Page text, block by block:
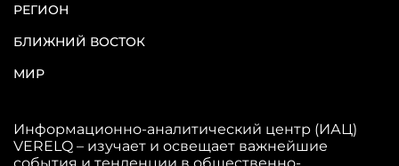
РЕГИОН
БЛИЖНИЙ ВОСТОК
МИР
Информационно-аналитический центр (ИАЦ)
VERELQ – изучает и освещает важнейшие